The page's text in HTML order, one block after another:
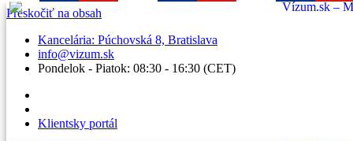
Preskočiť na obsah
Kancelária: Púchovská 8, Bratislava
info@vizum.sk
Pondelok - Piatok: 08:30 - 16:30 (CET)
Klientsky portál